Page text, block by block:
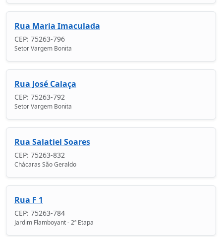
Rua Maria Imaculada
CEP: 75263-796
Setor Vargem Bonita
Rua José Calaça
CEP: 75263-792
Setor Vargem Bonita
Rua Salatiel Soares
CEP: 75263-832
Chácaras São Geraldo
Rua F 1
CEP: 75263-784
Jardim Flamboyant - 2ª Etapa